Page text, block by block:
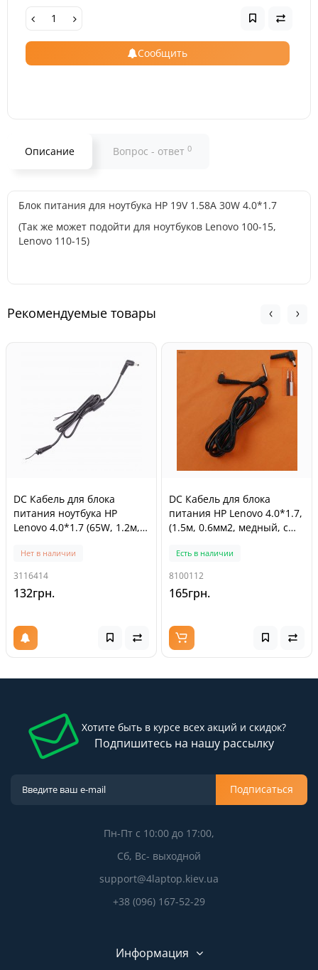
Сообщить
Описание Вопрос - ответ 0
Блок питания для ноутбука HP 19V 1.58A 30W 4.0*1.7
(Так же может подойти для ноутбуков Lenovo 100-15,
Lenovo 110-15)
Рекомендуемые товары
DC Кабель для блока
питания ноутбука HP
Lenovo 4.0*1.7 (65W, 1.2м,
ферритом)
Нет в наличии
3116414
132грн.
DC Кабель для блока
питания HP Lenovo 4.0*1.7,
(1.5м, 0.6мм2, медный, с
Есть в наличии
8100112
165грн.
Хотите быть в курсе всех акций и скидок?
Подпишитесь на нашу рассылку
Подписаться
Пн-Пт с 10:00 до 17:00,
Сб, Вс- выходной
support@4laptop.kiev.ua
+38 (096) 167-52-29
Информация